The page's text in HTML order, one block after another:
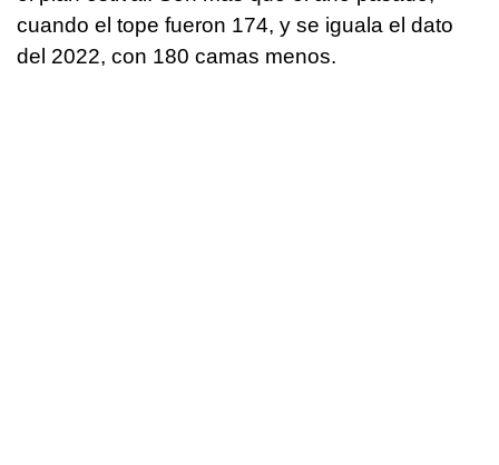
cuando el tope fueron 174, y se iguala el dato
del 2022, con 180 camas menos.